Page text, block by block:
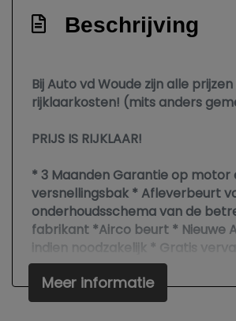
Led koplampen
Led koplampen adaptief
Metaalkleur
Park distance control
Parkeersensor achter
Ruitensproeiers/wisserbladen
verwarmbaar
Speciale kleur
Sportonderstel
Sportvelgen
Beschrijving
Bij Auto vd Woude zijn alle prijzen
rijklaarkosten! (mits anders
PRIJS IS RIJKLAAR!
* 3 Maanden Garantie op motor
versnellingsbak * Afleverbeurt
onderhoudsschema van de
fabrikant *Airco beurt * Nieuwe
indien noodzakelijk * Gratis
vervoer tijdens
Poetsen *
Meer informatie